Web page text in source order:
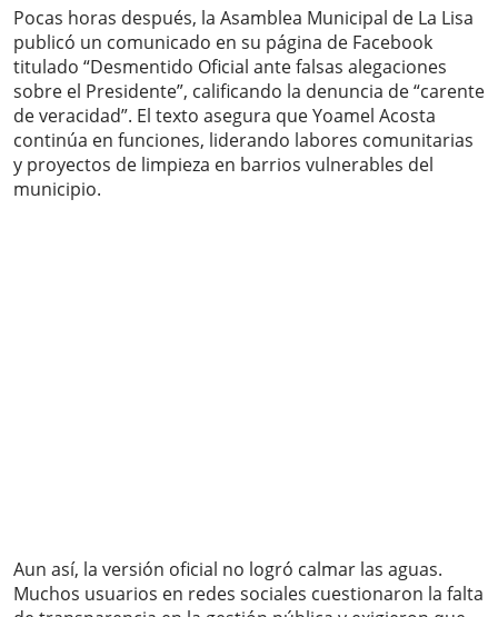
Pocas horas después, la Asamblea Municipal de La Lisa
publicó un comunicado en su página de Facebook
titulado “Desmentido Oficial ante falsas alegaciones
sobre el Presidente”, calificando la denuncia de “carente
de veracidad”. El texto asegura que Yoamel Acosta
continúa en funciones, liderando labores comunitarias
y proyectos de limpieza en barrios vulnerables del
municipio.
Aun así, la versión oficial no logró calmar las aguas.
Muchos usuarios en redes sociales cuestionaron la falta